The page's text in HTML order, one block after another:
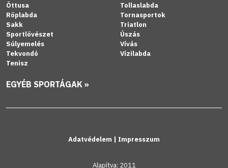
Öttusa
Röplabda
Sakk
Sportlövészet
Súlyemelés
Tekvondó
Tenisz
Tollaslabda
Tornasportok
Triatlon
Úszás
Vívás
Vízilabda
EGYÉB SPORTÁGAK »
Adatvédelem | Impresszum
Alapítva: 2011